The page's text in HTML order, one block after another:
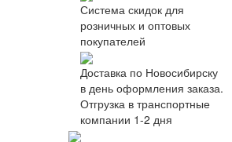
Система скидок для
розничных и оптовых
покупателей
Доставка по Новосибирску
в день оформления заказа.
Отгрузка в транспортные
компании 1-2 дня